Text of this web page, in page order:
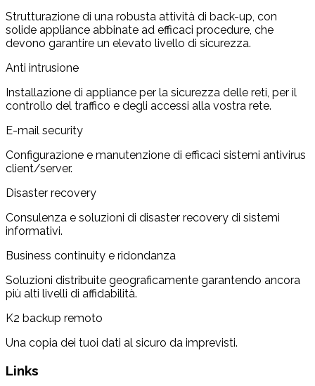
Strutturazione di una robusta attività di back-up, con
solide appliance abbinate ad efficaci procedure, che
devono garantire un elevato livello di sicurezza.
Anti intrusione
Installazione di appliance per la sicurezza delle reti, per il
controllo del traffico e degli accessi alla vostra rete.
E-mail security
Configurazione e manutenzione di efficaci sistemi antivirus
client/server.
Disaster recovery
Consulenza e soluzioni di disaster recovery di sistemi
informativi.
Business continuity e ridondanza
Soluzioni distribuite geograficamente garantendo ancora
più alti livelli di affidabilità.
K2 backup remoto
Una copia dei tuoi dati al sicuro da imprevisti.
Links